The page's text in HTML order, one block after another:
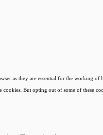
as they are essential for the working of
But opting out of some of these